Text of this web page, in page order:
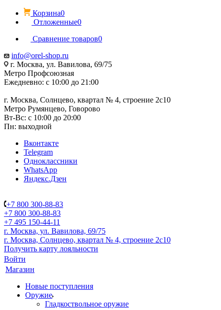
Корзина0
Отложенные0
Сравнение товаров0
info@orel-shop.ru
г. Москва, ул. Вавилова, 69/75
Метро Профсоюзная
Ежедневно: с 10:00 до 21:00
г. Москва, Солнцево, квартал № 4, строение 2с10
Метро Румянцево, Говорово
Вт-Вс: с 10:00 до 20:00
Пн: выходной
Вконтакте
Telegram
Одноклассники
WhatsApp
Яндекс.Дзен
+7 800 300-88-83
+7 800 300-88-83
+7 495 150-44-11
г. Москва, ул. Вавилова, 69/75
г. Москва, Солнцево, квартал № 4, строение 2с10
Получить карту лояльности
Войти
Магазин
Новые поступления
Оружие
Гладкоствольное оружие